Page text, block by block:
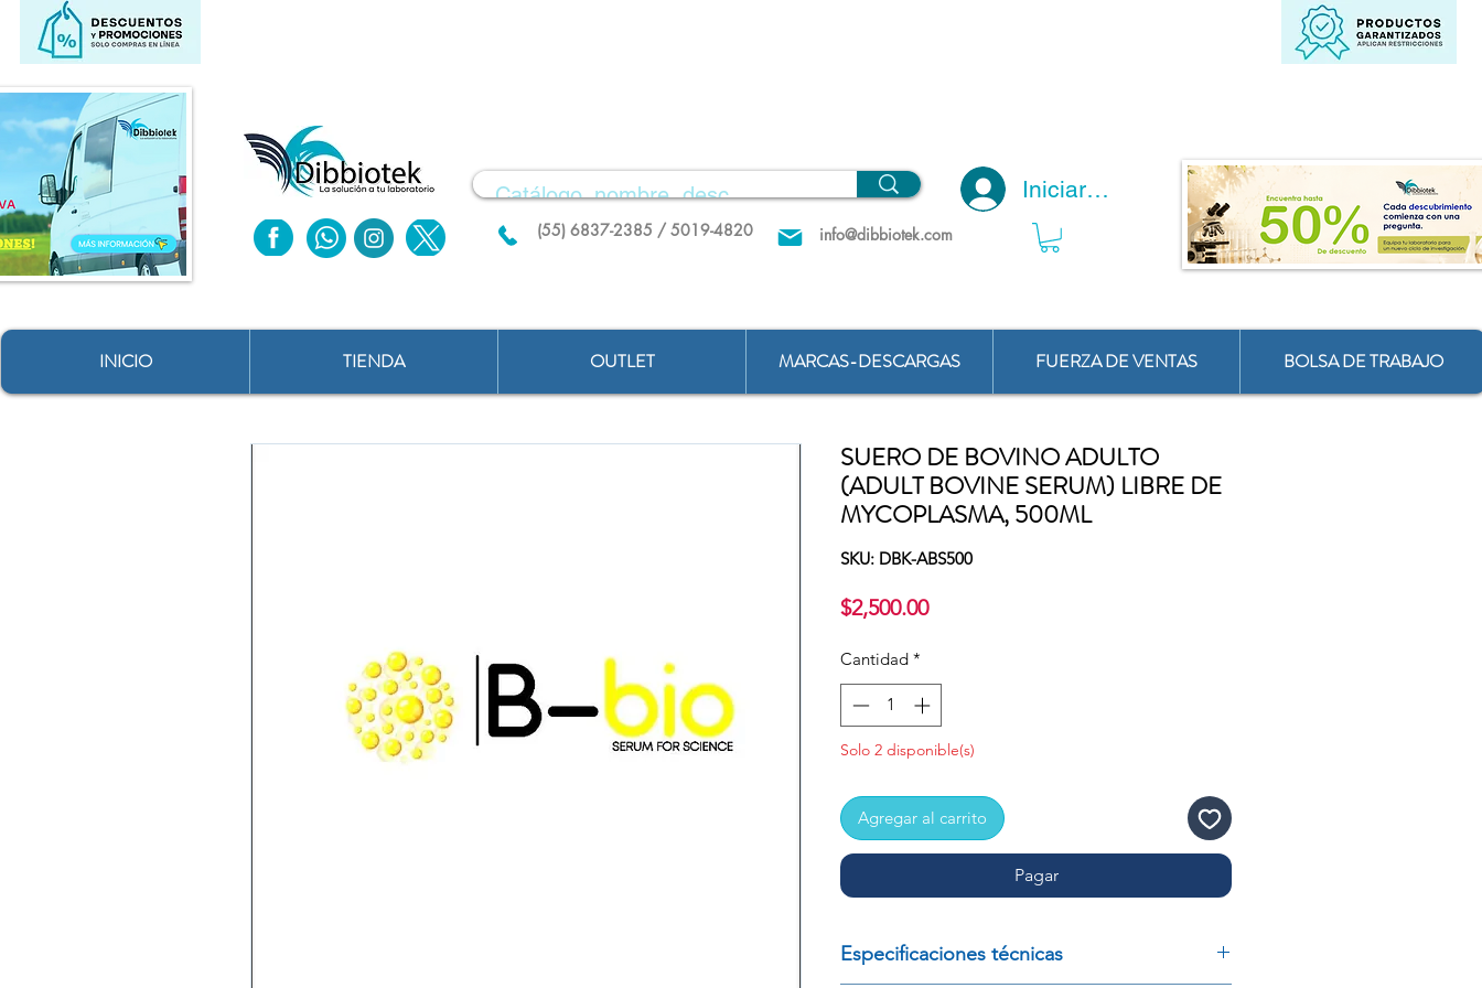
Iniciar Sesión
(55) 6837-2385 / 5019-4820 info@dibbiotek.com
INICIO TIENDA OUTLET MARCAS-DESCARGAS FUERZA DE VENTAS BOLSA DE TRABAJO
SUERO DE BOVINO ADULTO
(ADULT BOVINE SERUM) LIBRE DE
MYCOPLASMA, 500ML
SKU: DBK-ABS500
$2,500.00Precio
Cantidad *
Solo 2 disponible(s)
Agregar al carrito
Pagar
Especificaciones técnicas